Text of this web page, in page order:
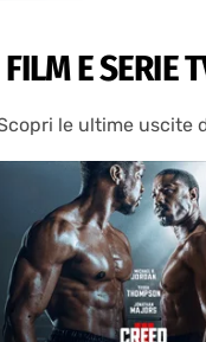
E SERIE
le ultime uscite